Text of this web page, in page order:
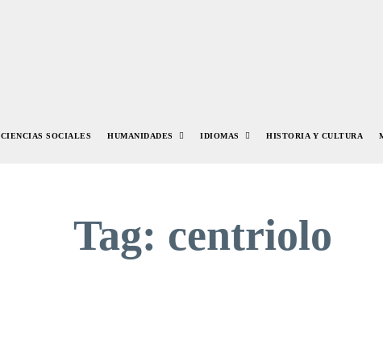
CIENCIAS SOCIALES HUMANIDADES IDIOMAS HISTORIA Y CULTURA
Tag: centriolo